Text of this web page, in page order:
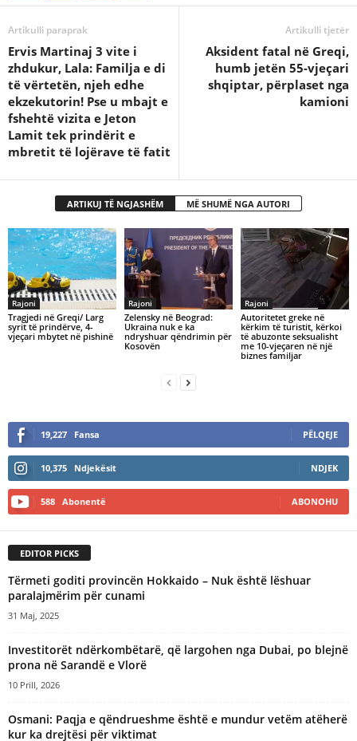
Artikulli paraprak
Ervis Martinaj 3 vite i
zhdukur, Lala: Familja e di
të vërtetën, njeh edhe
ekzekutorin! Pse u mbajt e
fshehtë vizita e Jeton
Lamit tek prindërit e
mbretit të lojërave të fatit
Artikulli tjetër
Aksident fatal në Greqi,
humb jetën 55-vjeçari
shqiptar, përplaset nga
kamioni
ARTIKUJ TË NGJASHËM MË SHUMË NGA AUTORI
Rajoni
Tragjedi në Greqi/ Larg
syrit të prindërve, 4-
vjeçari mbytet në pishinë
Rajoni
Zelensky në Beograd:
Ukraina nuk e ka
ndryshuar qëndrimin për
Kosovën
Rajoni
Autoritetet greke në
kërkim të turistit, kërkoi
të abuzonte seksualisht
me 10-vjeçaren në një
biznes familjar
19,227 Fansa PËLQEJE
10,375 Ndjekësit NDJEK
588 Abonentë ABONOHU
EDITOR PICKS
Tërmeti goditi provincën Hokkaido – Nuk është lëshuar
paralajmërim për cunami
31 Maj, 2025
Investitorët ndërkombëtarë, që largohen nga Dubai, po blejnë
prona në Sarandë e Vlorë
10 Prill, 2026
​Osmani: Paqja e qëndrueshme është e mundur vetëm atëherë
kur ka drejtësi për viktimat